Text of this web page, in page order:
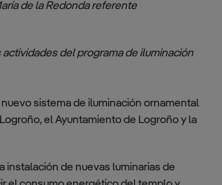
de la Redonda referente
del programa de iluminación
sistema de iluminación ornamental
el Ayuntamiento de Logroño y la
instalación de nuevas luminarias de